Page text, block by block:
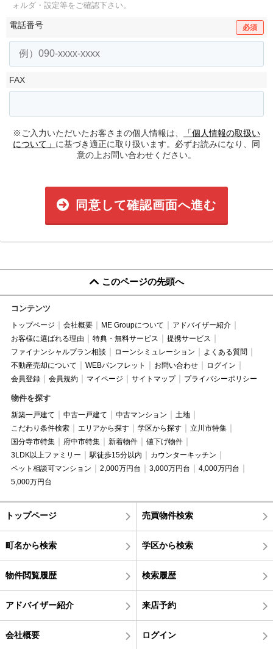
ォルダ・設定等をご確認下さい。
電話番号 必須
FAX
※ご入力いただいたお客さまの個人情報は、
「個人情報の取扱い
について」 に基づき適正に取り扱います。必ずお読みになり、同
意の上お問い合わせください。
同意して確認画面へ進む
このページの先頭へ
コンテンツ
トップページ 会社概要 ME Groupについて
アドバイザー紹介
お客様に選ばれる理由
特典・無料サービス
提携サービス
ファイナンシャルプラン相談
ローンシミュレーション
よくある質問
不動産売却について
WEBパンフレット お問い合わせ
ログイン
会員登録
会員規約 マイページ サイトマップ プライバシーポリシー
物件を探す
新築一戸建て 中古一戸建て 中古マンション
土地
こだわり条件検索
エリアから探す 学区から探す
立川市特集
国分寺市特集
府中市特集 新着物件
値下げ物件
3LDK以上ファミリー
駅徒歩15分以内
カウンターキッチン
ペット相談可マンション
2,000万円台 3,000万円台
4,000万円台
5,000万円台
トップページ 売買物件検索
町名から検索 学区から検索
物件閲覧履歴 検索履歴
アドバイザー紹介 来店予約
会社概要 ログイン